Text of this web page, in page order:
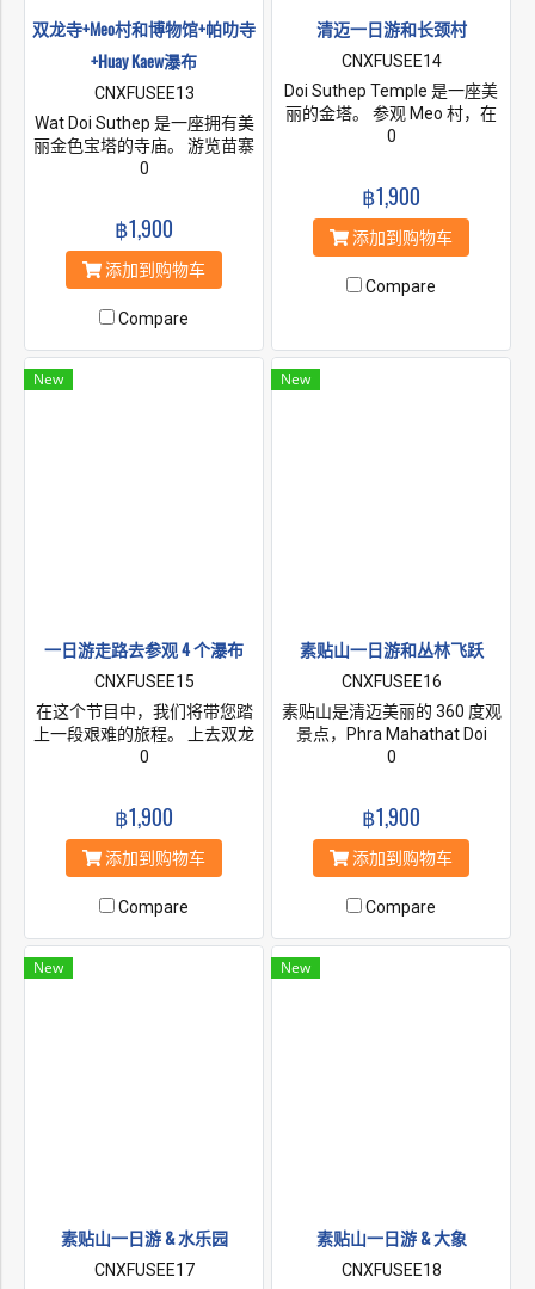
双龙寺+Meo村和博物馆+帕叻寺
+Huay Kaew瀑布
CNXFUSEE13
Wat Doi Suthep 是一座拥有美
丽金色宝塔的寺庙。 游览苗寨
在 Doi Pui 博物馆参观山地部落
术的创造，这些艺术无缝而美
丽地融合在一起。在怀开奥瀑
布停留结束一天的旅行。
0
฿1,900
添加到购物车
Compare
清迈一日游和长颈村
CNXFUSEE14
Doi Suthep Temple 是一座美
丽的金塔。 参观 Meo 村，在
Doi-Pui 博物馆参观山地部落
的寺庙 看到宁静的雕像和神
殿。 参观兰花和蝴蝶农场，观
看蛇表演 参观苗族山地部落村
村庄停留，结束我们的一日
0
฿1,900
添加到购物车
Compare
New
一日游走路去参观 4 个瀑布
CNXFUSEE15
在这个节目中，我们将带您踏
上一段艰难的旅程。 上去双龙
寺，然后下山参观远足径上的
0
฿1,900
添加到购物车
Compare
New
素贴山一日游和丛林飞跃
CNXFUSEE16
素贴山是清迈美丽的 360 度观
景点，Phra Mahathat Doi
Suthep是美丽的兰纳艺术。 享
滑索、1 个滑板、1 个绳降、3
座桥梁。
0
฿1,900
添加到购物车
Compare
New
素贴山一日游 & 水乐园
CNXFUSEE17
New
素贴山一日游 & 大象
CNXFUSEE18